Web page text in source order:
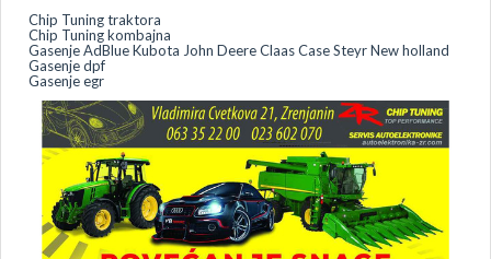
Chip Tuning traktora
Chip Tuning kombajna
Gasenje AdBlue Kubota John Deere Claas Case Steyr New holland
Gasenje dpf
Gasenje egr